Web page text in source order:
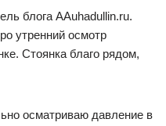
блога AAuhadullin.ru.
утренний осмотр
Стоянка благо рядом,
осматриваю давление в